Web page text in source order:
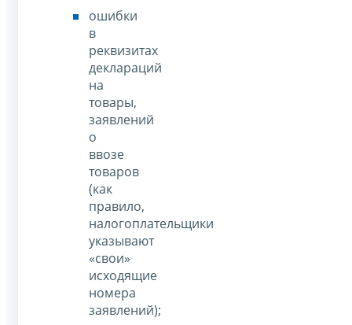
ошибки
в
реквизитах
деклараций
на
товары,
заявлений
о
ввозе
товаров
(как
правило,
налогоплательщики
указывают
«свои»
исходящие
номера
заявлений);